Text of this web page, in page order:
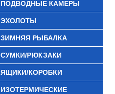
ПОДВОДНЫЕ КАМЕРЫ
ЭХОЛОТЫ
ЗИМНЯЯ РЫБАЛКА
СУМКИ/РЮКЗАКИ
ЯЩИКИ/КОРОБКИ
ИЗОТЕРМИЧЕСКИЕ